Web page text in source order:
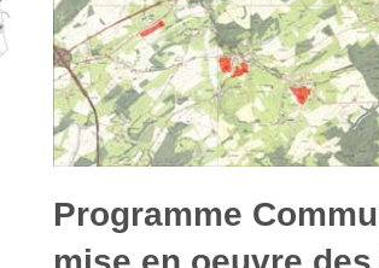
Programme